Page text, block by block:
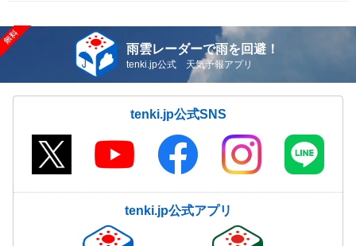
雨雲レーダーで雨を回避！
tenki.jp公式 天気予報アプリ
tenki.jp公式SNS
tenki.jp公式アプリ